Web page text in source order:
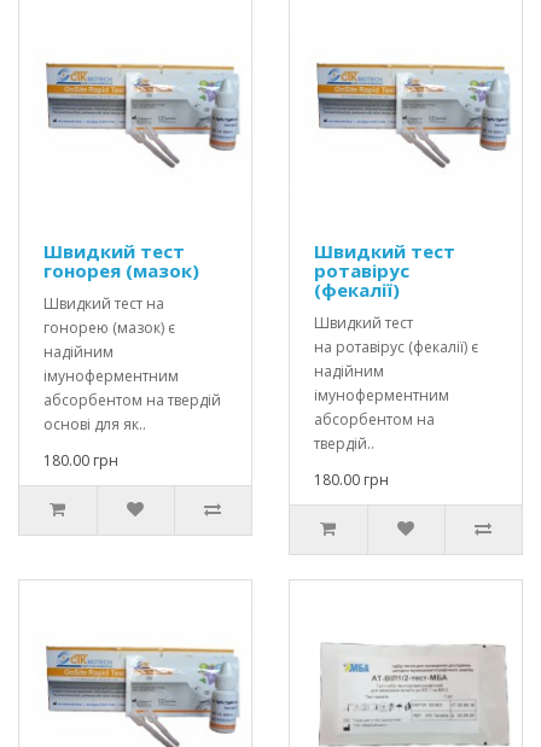
Швидкий тест
гонорея (мазок)
Швидкий тест на
гонорею (мазок) є
надійним
імуноферментним
абсорбентом на твердій
основі для як..
180.00 грн
Швидкий тест
ротавірус
(фекалії)
Швидкий тест
на ротавірус (фекалії) є
надійним
імуноферментним
абсорбентом на
твердій..
180.00 грн